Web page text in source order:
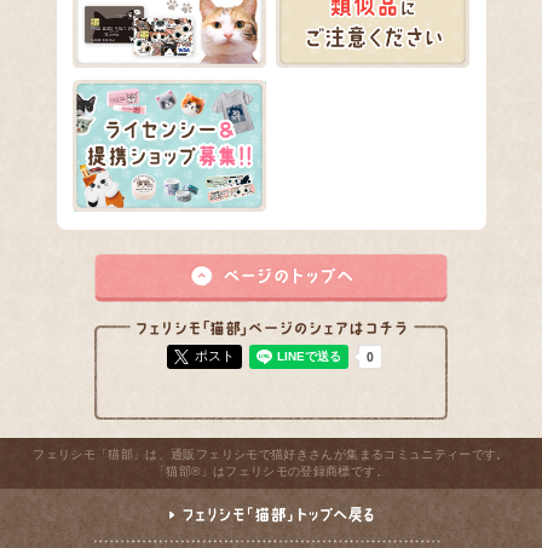
ポスト
フェリシモ「猫部」は、通販フェリシモで猫好きさんが集まるコミュニティーです。
「猫部®」はフェリシモの登録商標です。